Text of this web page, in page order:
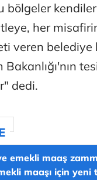
bölgeler
her
veren belediye
dedi.
emekli maaş
maaşı için yeni
İnsan-ı Kâmilden Erdemli Şehre: İslam Düşüncesinde Adalet-II